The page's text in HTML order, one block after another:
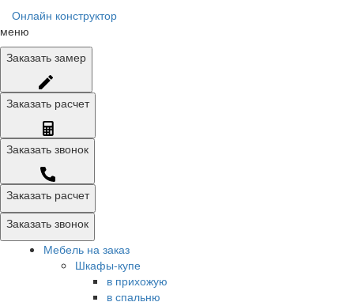
Онлайн конструктор
меню
Заказать замер
Заказать расчет
Заказать звонок
Заказать расчет
Заказать звонок
Мебель на заказ
Шкафы-купе
в прихожую
в спальню